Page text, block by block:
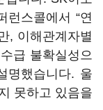
런스콜에서 “연
, 이해관계자별
급 불확실성으
명했습니다. 울
못하고 있음을